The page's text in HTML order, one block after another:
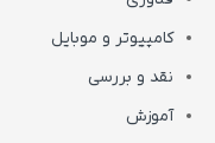
کامپیوتر و موبایل
نقد و بررسی
آموزش